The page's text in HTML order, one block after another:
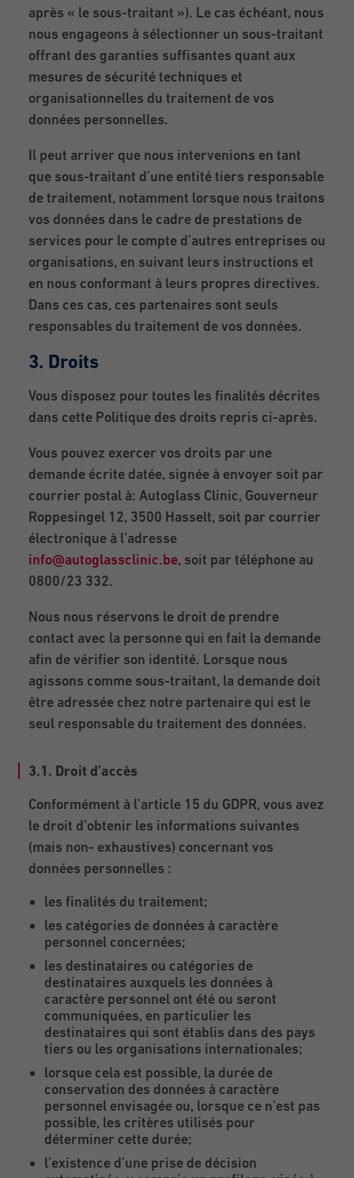
après « le sous-traitant »). Le cas échéant, nous
nous engageons à sélectionner un sous-traitant
offrant des garanties suffisantes quant aux
mesures de sécurité techniques et
organisationnelles du traitement de vos
données personnelles.
Il peut arriver que nous intervenions en tant
que sous-traitant d’une entité tiers responsable
de traitement, notamment lorsque nous traitons
vos données dans le cadre de prestations de
services pour le compte d’autres entreprises ou
organisations, en suivant leurs instructions et
en nous conformant à leurs propres directives.
Dans ces cas, ces partenaires sont seuls
responsables du traitement de vos données.
3. Droits
Vous disposez pour toutes les finalités décrites
dans cette Politique des droits repris ci-après.
Vous pouvez exercer vos droits par une
demande écrite datée, signée à envoyer soit par
courrier postal à: Autoglass Clinic, Gouverneur
Roppesingel 12, 3500 Hasselt, soit par courrier
électronique à l’adresse
info@autoglassclinic.be, soit par téléphone au
0800/23 332.
Nous nous réservons le droit de prendre
contact avec la personne qui en fait la demande
afin de vérifier son identité. Lorsque nous
agissons comme sous-traitant, la demande doit
être adressée chez notre partenaire qui est le
seul responsable du traitement des données.
3.1. Droit d’accès
Conformément à l’article 15 du GDPR, vous avez
le droit d’obtenir les informations suivantes
(mais non- exhaustives) concernant vos
données personnelles :
les finalités du traitement;
les catégories de données à caractère
personnel concernées;
les destinataires ou catégories de
destinataires auxquels les données à
caractère personnel ont été ou seront
communiquées, en particulier les
destinataires qui sont établis dans des pays
tiers ou les organisations internationales;
lorsque cela est possible, la durée de
conservation des données à caractère
personnel envisagée ou, lorsque ce n’est pas
possible, les critères utilisés pour
déterminer cette durée;
l’existence d’une prise de décision